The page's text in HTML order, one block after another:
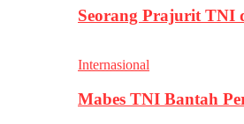
Seorang Prajurit TNI
Internasional
Mabes TNI Bantah